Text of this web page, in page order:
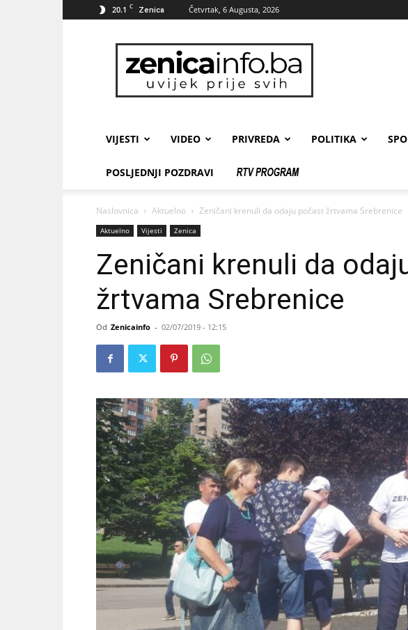
20.1 C Zenica Četvrtak, 6 Augusta, 2026
zenicainfo.ba
VIJESTI VIDEO PRIVREDA POLITIKA
POSLJEDNJI POZDRAVI
Naslovnica Aktuelno Zeničani krenuli da odaju počast žrtvama Srebrenice
Aktuelno Vijesti Zenica
Zeničani krenuli da
žrtvama Srebrenice
Od Zenicainfo - 02/07/2019 - 12:15